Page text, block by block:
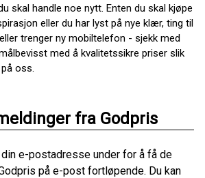
skal handle noe nytt. Enten du skal kjøpe
eller du har lyst på nye klær, ting til
trenger ny mobiltelefon - sjekk med
med å kvalitetssikre priser slik
oss.
fra Godpris
e-postadresse under for å få de
på e-post fortløpende. Du kan